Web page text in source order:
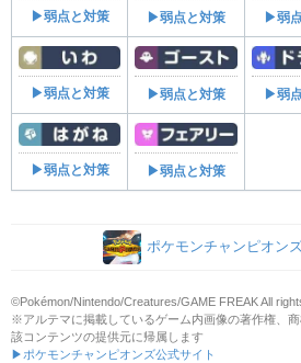
▶弱点と対策 ▶弱点と対策 ▶弱
▶弱点と対策 ▶弱点と対策 ▶弱
▶弱点と対策 ▶弱点と対策
ポケモンチャンピオン
©Pokémon/Nintendo/Creatures/GAME FREAK All
※アルテマに掲載しているゲーム内画像の著作権、
該コンテンツの提供元に帰属します
▶ポケモンチャンピオンズ公式サイト